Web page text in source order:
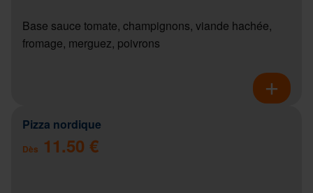
Base sauce tomate, champignons, viande hachée,
fromage, merguez, poivrons
Pizza nordique
Dès 11.50 €